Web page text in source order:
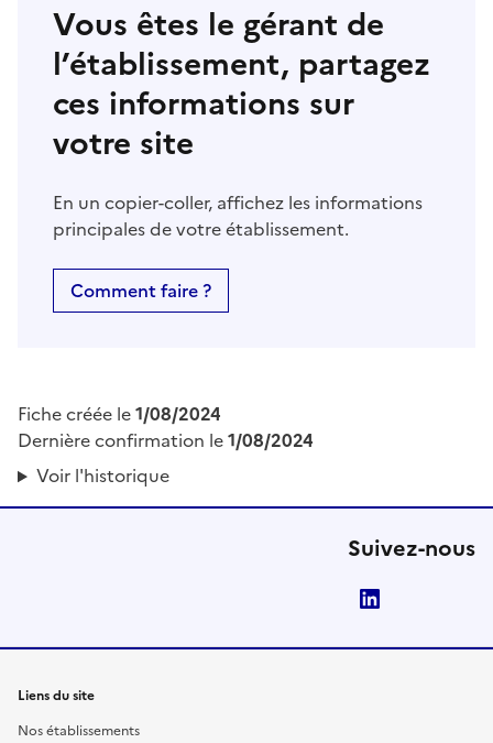
Vous êtes le gérant de
l’établissement, partagez
ces informations sur
votre site
En un copier-coller, affichez les informations
principales de votre établissement.
Comment faire ?
Fiche créée le1/08/2024
Dernière confirmation le1/08/2024
Voir l'historique
Suivez-nous
Liens du site
Nos établissements